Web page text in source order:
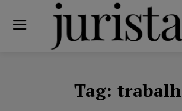
Tag: